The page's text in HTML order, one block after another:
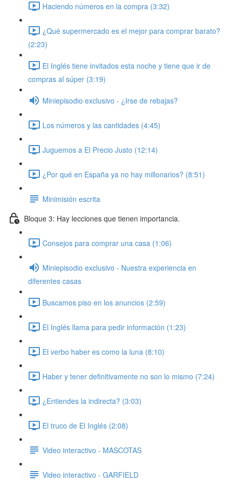
Haciendo números en la compra (3:32)
¿Qué supermercado es el mejor para comprar barato?
(2:23)
El Inglés tiene invitados esta noche y tiene que ir de
compras al súper (3:19)
Miniepisodio exclusivo - ¿Irse de rebajas?
Los números y las cantidades (4:45)
Juguemos a El Precio Justo (12:14)
¿Por qué en España ya no hay millonarios? (8:51)
Minimisión escrita
Bloque 3: Hay lecciones que tienen importancia.
Consejos para comprar una casa (1:06)
Miniepisodio exclusivo - Nuestra experiencia en
diferentes casas
Buscamos piso en los anuncios (2:59)
El Inglés llama para pedir información (1:23)
El verbo haber es como la luna (8:10)
Haber y tener definitivamente no son lo mismo (7:24)
¿Entiendes la indirecta? (3:03)
El truco de El Inglés (2:08)
Video interactivo - MASCOTAS
Video interactivo - GARFIELD